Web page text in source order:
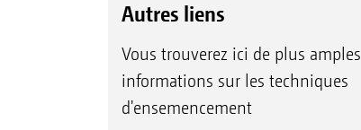
Autres liens
Vous trouverez ici de plus amples
informations sur les techniques
d'ensemencement